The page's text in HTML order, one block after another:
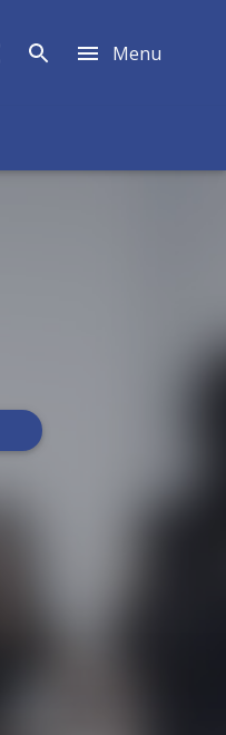
Menu